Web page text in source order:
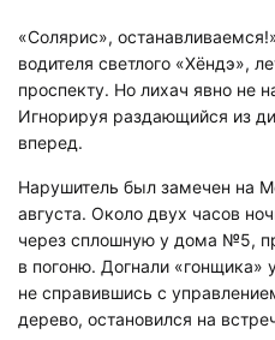
«Солярис»,
водителя светлого «Хёндэ»,
проспекту. Но лихач явно не
Игнорируя раздающийся из
вперед.
Нарушитель был замечен на
августа. Около двух часов
через сплошную у дома №5,
в погоню. Догнали «гонщика»
не справившись с
дерево, остановился на